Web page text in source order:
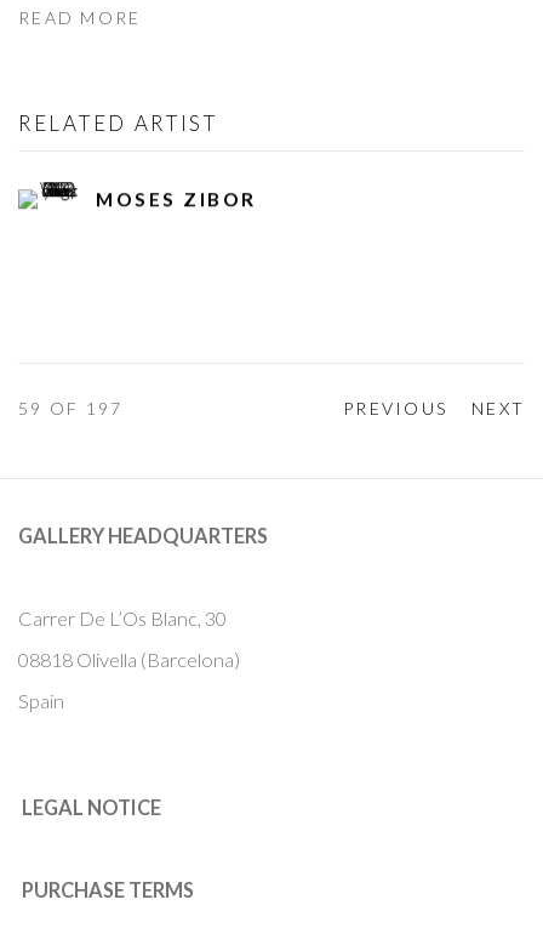
READ MORE
RELATED ARTIST
MOSES ZIBOR
PREVIOUS NEXT
59 OF 197
GALLERY HEADQUARTERS
Carrer De L’Os Blanc, 30
08818 Olivella (Barcelona)
Spain
LEGAL NOTICE
PURCHASE TERMS